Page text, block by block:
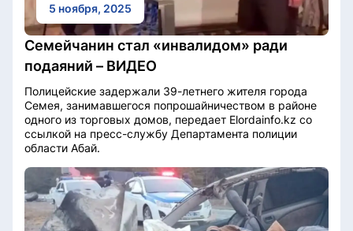
5 ноября, 2025
Семейчанин стал «инвалидом» ради
подаяний – ВИДЕО
Полицейские задержали 39-летнего жителя города
Семея, занимавшегося попрошайничеством в районе
одного из торговых домов, передает Elordainfo.kz со
ссылкой на пресс-службу Департамента полиции
области Абай.